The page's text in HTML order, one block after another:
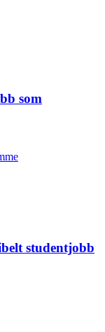
som
studentjobb